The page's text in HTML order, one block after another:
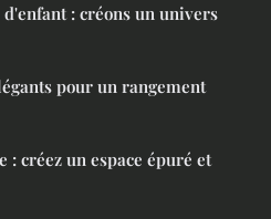
: créons un univers
pour un rangement
créez un espace épuré et